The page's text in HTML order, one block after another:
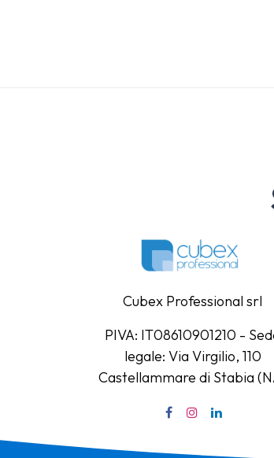
Cubex Professional srl
PIVA: IT08610901210 -
legale: Via Virgilio, 110
Castellammare di Stabia